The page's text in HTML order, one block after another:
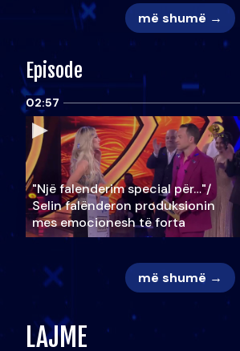
më shumë →
Episode
02:57
"Një falenderim special për…"/
Selin falënderon produksionin
mes emocionesh të forta
më shumë →
LAJME